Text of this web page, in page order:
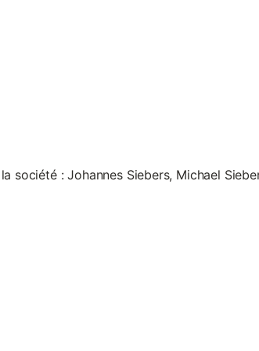
société : Johannes Siebers, Michael